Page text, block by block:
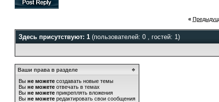
«
Здесь присутствуют: 1 (пользователей: 0 , гостей: 1)
Ваши права в разделе
Вы не можете создавать новые темы
Вы не можете отвечать в темах
Вы не можете прикреплять вложения
Вы не можете редактировать свои сообщения